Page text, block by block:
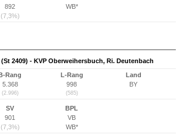
892
(7,3%)
WB*
2409) - KVP Oberweihersbuch, Ri. Deutenbach
B-Rang
5.368
(2.996)
L-Rang
998
(585)
Land
BY
SV
901
(7,3%)
BPL
VB
WB*